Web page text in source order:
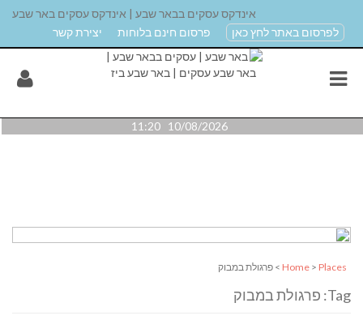
אינדקס עסקים בבאר שבע | אינדקס עסקים באר שבע
לפרסום באתר לחץ כאן
פרסום חינם בלוחות יצירת קשר
10/08/2026 11:20
Home > Places > פרגולת במבוק
Tag: פרגולת במבוק